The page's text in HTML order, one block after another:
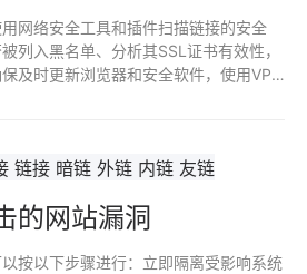
网络安全工具和插件扫描链接的安全
列入黑名单、分析其SSL证书有效性，
及时更新浏览器和安全软件，使用VPN
的网站漏洞
按以下步骤进行：立即隔离受影响系统